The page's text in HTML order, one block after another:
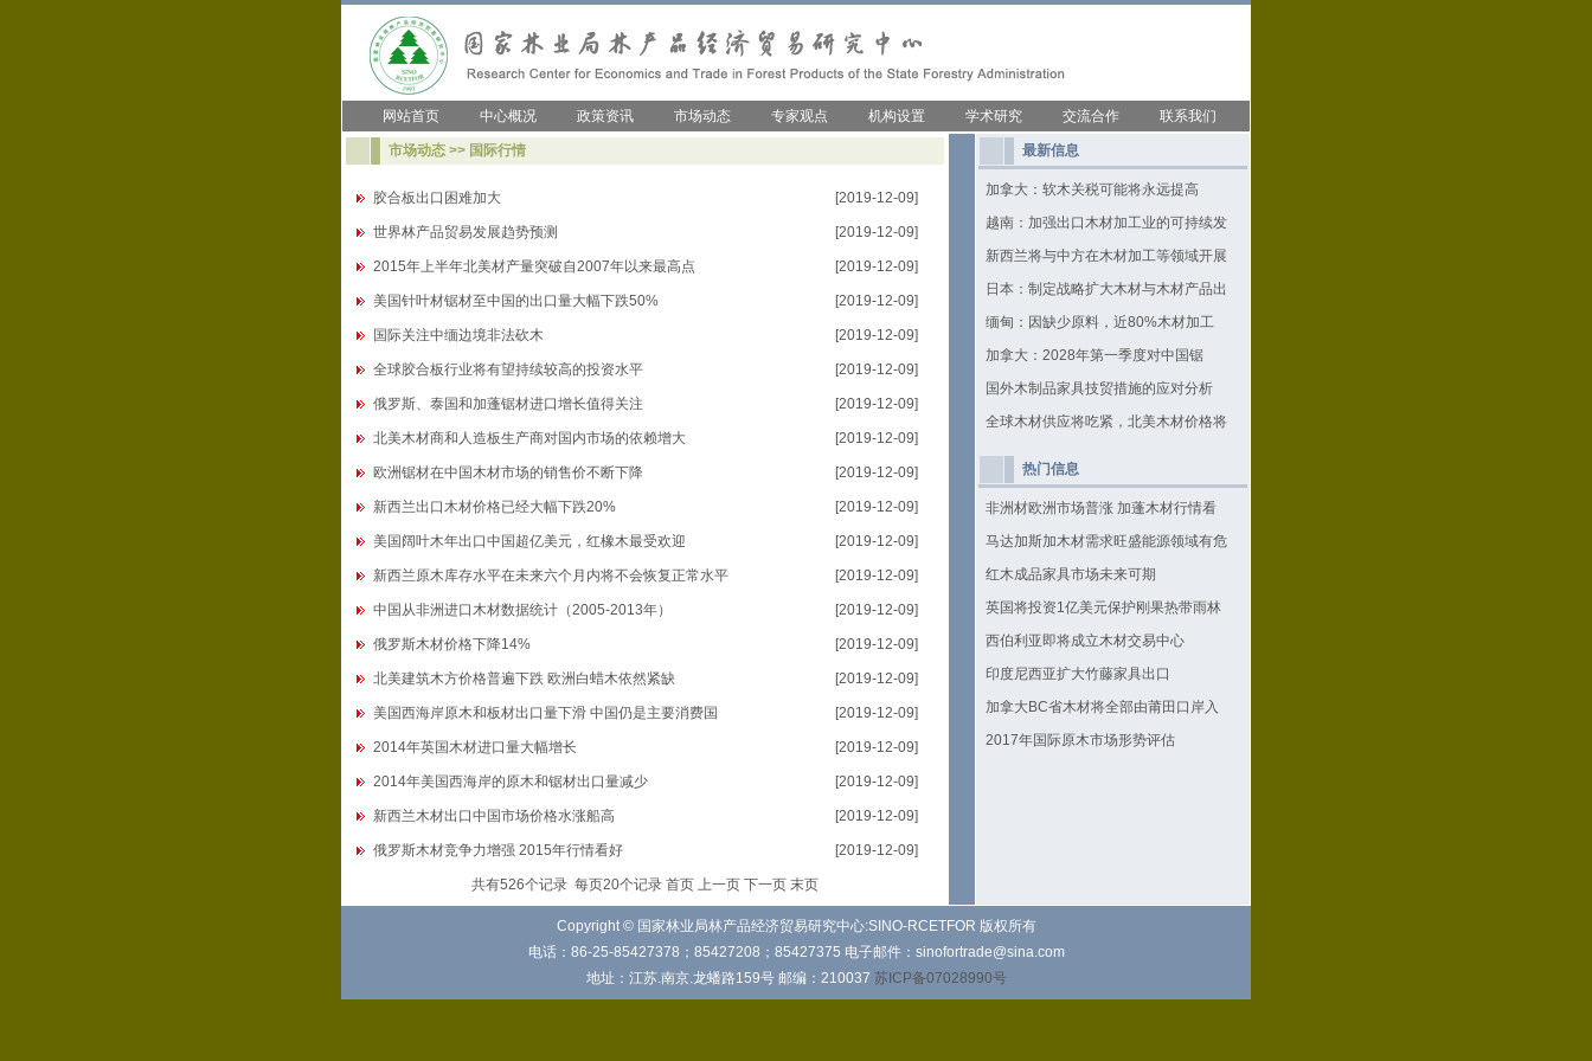
网站首页 中心概况 政策资讯 市场动态 专家观点 机构设置 学术研究 交流合作 联系我们
市场动态 >> 国际行情
胶合板出口困难加大 [2019-12-09]
世界林产品贸易发展趋势预测 [2019-12-09]
2015年上半年北美材产量突破自2007年以来最高点 [2019-12-09]
美国针叶材锯材至中国的出口量大幅下跌50% [2019-12-09]
国际关注中缅边境非法砍木 [2019-12-09]
全球胶合板行业将有望持续较高的投资水平 [2019-12-09]
俄罗斯、泰国和加蓬锯材进口增长值得关注 [2019-12-09]
北美木材商和人造板生产商对国内市场的依赖增大 [2019-12-09]
欧洲锯材在中国木材市场的销售价不断下降 [2019-12-09]
新西兰出口木材价格已经大幅下跌20% [2019-12-09]
美国阔叶木年出口中国超亿美元，红橡木最受欢迎 [2019-12-09]
新西兰原木库存水平在未来六个月内将不会恢复正常水平 [2019-12-09]
中国从非洲进口木材数据统计（2005-2013年） [2019-12-09]
俄罗斯木材价格下降14% [2019-12-09]
北美建筑木方价格普遍下跌 欧洲白蜡木依然紧缺 [2019-12-09]
美国西海岸原木和板材出口量下滑 中国仍是主要消费国 [2019-12-09]
2014年英国木材进口量大幅增长 [2019-12-09]
2014年美国西海岸的原木和锯材出口量减少 [2019-12-09]
新西兰木材出口中国市场价格水涨船高 [2019-12-09]
俄罗斯木材竞争力增强 2015年行情看好 [2019-12-09]
共有526个记录 每页20个记录 首页 上一页 下一页 末页
最新信息
加拿大：软木关税可能将永远提高
越南：加强出口木材加工业的可持续发
新西兰将与中方在木材加工等领域开展
日本：制定战略扩大木材与木材产品出
缅甸：因缺少原料，近80%木材加工
加拿大：2028年第一季度对中国锯
国外木制品家具技贸措施的应对分析
全球木材供应将吃紧，北美木材价格将
热门信息
非洲材欧洲市场普涨 加蓬木材行情看
马达加斯加木材需求旺盛能源领域有危
红木成品家具市场未来可期
英国将投资1亿美元保护刚果热带雨林
西伯利亚即将成立木材交易中心
印度尼西亚扩大竹藤家具出口
加拿大BC省木材将全部由莆田口岸入
2017年国际原木市场形势评估
Copyright © 国家林业局林产品经济贸易研究中心:SINO-RCETFOR 版权所有
电话：86-25-85427378；85427208；85427375 电子邮件：sinofortrade@sina.com
地址：江苏.南京.龙蟠路159号 邮编：210037 苏ICP备07028990号